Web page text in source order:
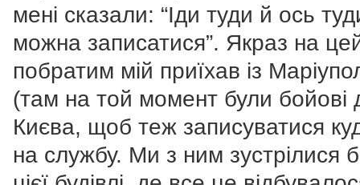
мені сказали: “Іди туди й ось
можна записатися”. Якраз на
побратим мій приїхав із
(там на той момент були бойові
Києва, щоб теж записуватися
на службу. Ми з ним зустрілися